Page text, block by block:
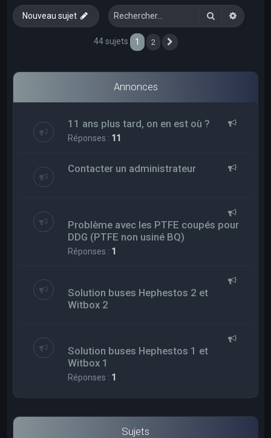
Nouveau sujet Rechercher
44 sujets 1 2
Annonces
11 ans plus tard, on en est où ?
Réponses : 11
Contacter un administrateur
Problème avec les PTFE coupés pour
DDG (PTFE non usiné BQ)
Réponses : 1
Solution buses Hephestos 2 et
Witbox 2
Solution buses Hephestos 1 et
Witbox 1
Réponses : 1
Sujets